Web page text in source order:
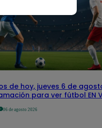
de hoy, jueves 6 de
para ver fútbol EN
06 de agosto 2026